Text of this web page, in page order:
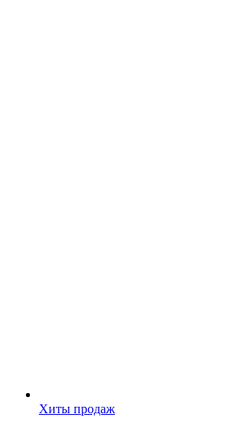
Хиты продаж